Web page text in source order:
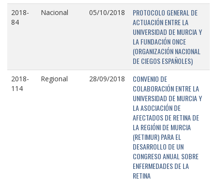
2018-
84
Nacional 05/10/2018
PROTOCOLO GENERAL DE
ACTUACIÓN ENTRE LA
UNIVERSIDAD DE MURCIA Y
LA FUNDACIÓN ONCE
(ORGANIZACIÓN NACIONAL
DE CIEGOS ESPAÑOLES)
2018-
114
Regional 28/09/2018
CONVENIO DE
COLABORACIÓN ENTRE LA
UNIVERSIDAD DE MURCIA Y
LA ASOCIACIÓN DE
AFECTADOS DE RETINA DE
LA REGIÓNI DE MURCIA
(RETIMUR) PARA EL
DESARROLLO DE UN
CONGRESO ANUAL SOBRE
ENFERMEDADES DE LA
RETINA